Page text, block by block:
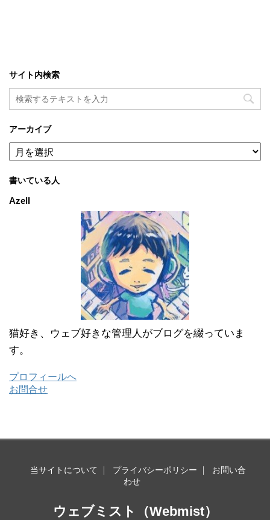
サイト内検索
アーカイブ
ア
ー
イ
ブ
書いている人
Azell
猫好き、ウェブ好きな管理人がブログを綴っていま
す。
プロフィールへ
お問合せ
当サイトについて プライバシーポリシー
お問い合
わせ
ウェブミスト（Webmist）